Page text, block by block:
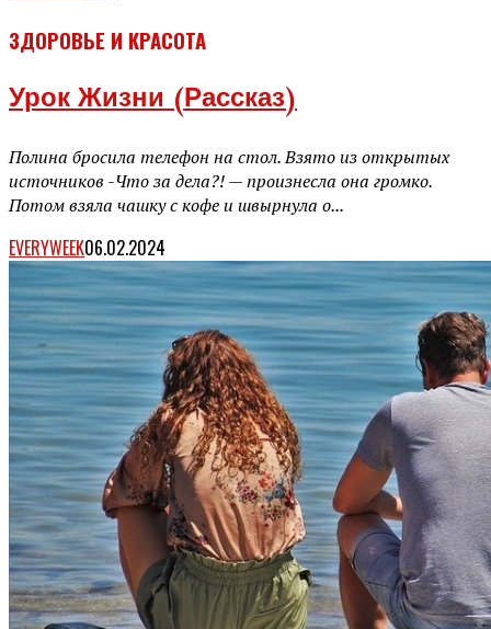
ЗДОРОВЬЕ И КРАСОТА
Урок Жизни (рассказ)
Полина бросила телефон на стол. Взято из открытых
источников -Что за дела?! — произнесла она громко.
Потом взяла чашку с кофе и швырнула о...
EVERYWEEK06.02.2024